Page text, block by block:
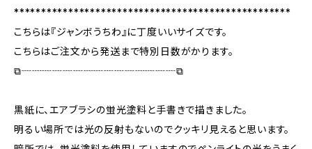
***************************************************
こちらは『ジャンボうちわ』に丁度いいサイズです。
こちらはご注文から発送まで特別日数がかります。
⧉┈┈┈┈┈┈┈┈┈┈┈┈┈┈┈⧉
黒紙に、エアブラシの蛍光塗料と手書きで描きました。
明るい場所では光の反射もないのでクッキリ見えると思います。